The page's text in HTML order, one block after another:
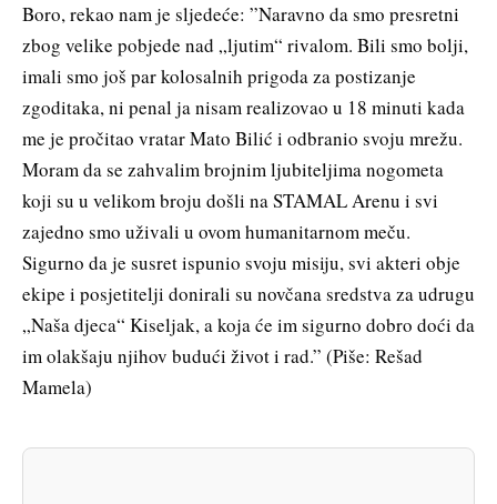
Boro, rekao nam je sljedeće: ”Naravno da smo presretni
zbog velike pobjede nad „ljutim“ rivalom. Bili smo bolji,
imali smo još par kolosalnih prigoda za postizanje
zgoditaka, ni penal ja nisam realizovao u 18 minuti kada
me je pročitao vratar Mato Bilić i odbranio svoju mrežu.
Moram da se zahvalim brojnim ljubiteljima nogometa
koji su u velikom broju došli na STAMAL Arenu i svi
zajedno smo uživali u ovom humanitarnom meču.
Sigurno da je susret ispunio svoju misiju, svi akteri obje
ekipe i posjetitelji donirali su novčana sredstva za udrugu
„Naša djeca“ Kiseljak, a koja će im sigurno dobro doći da
im olakšaju njihov budući život i rad.” (Piše: Rešad
Mamela)